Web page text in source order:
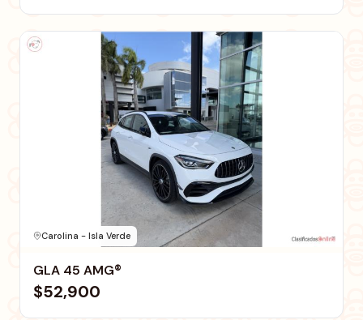
Carolina - Isla Verde
GLA 45 AMG®
$52,900